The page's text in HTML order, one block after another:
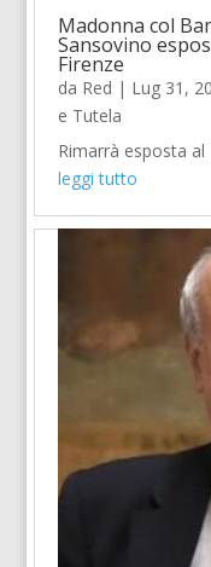
Madonna col
Sansovino
Firenze
da Red | Lug 31,
e Tutela
Rimarrà esposta al
leggi tutto